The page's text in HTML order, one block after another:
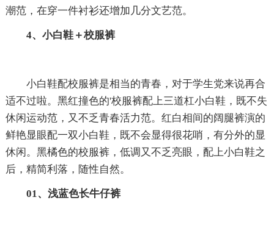
潮范，在穿一件衬衫还增加几分文艺范。
4、小白鞋＋校服裤
小白鞋配校服裤是相当的青春，对于学生党来说再合
适不过啦。黑红撞色的'校服裤配上三道杠小白鞋，既不失
休闲运动范，又不乏青春活力范。红白相间的阔腿裤演的
鲜艳显眼配一双小白鞋，既不会显得很花哨，有分外的显
休闲。黑橘色的校服裤，低调又不乏亮眼，配上小白鞋之
后，精简利落，随性自然。
01、浅蓝色长牛仔裤